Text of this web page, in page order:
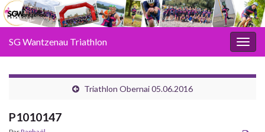
SG Wantzenau Triathlon
Triathlon Obernai 05.06.2016
P1010147